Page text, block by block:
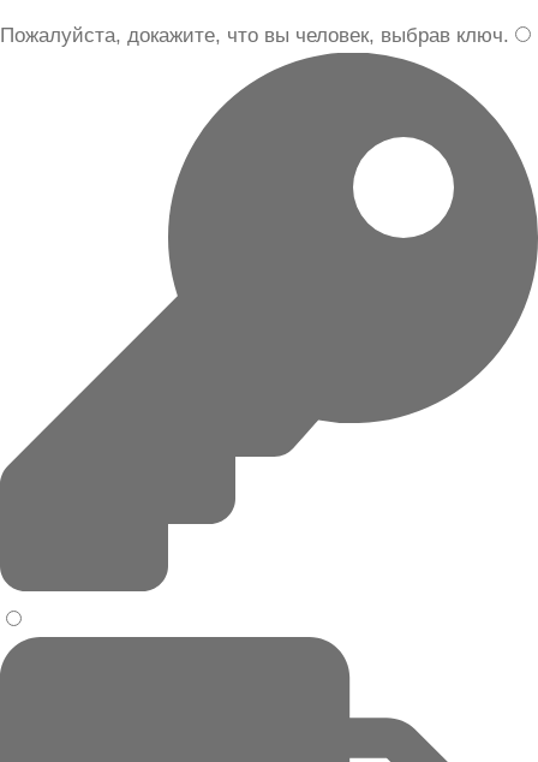
Пожалуйста, докажите, что вы человек, выбрав ключ.